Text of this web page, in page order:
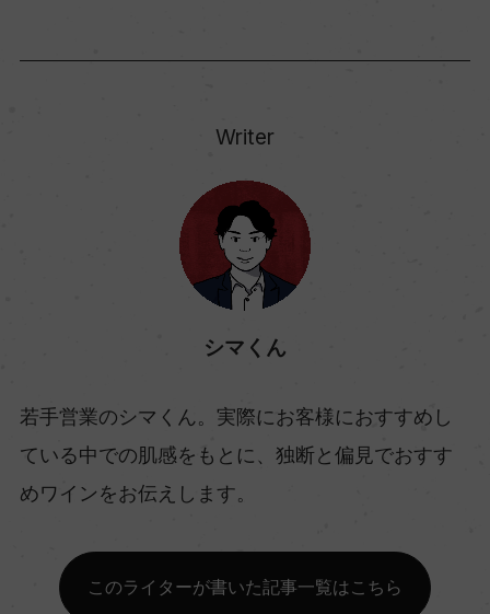
Writer
シマくん
若手営業のシマくん。実際にお客様におすすめし
ている中での肌感をもとに、独断と偏見でおすす
めワインをお伝えします。
このライターが書いた記事一覧はこちら